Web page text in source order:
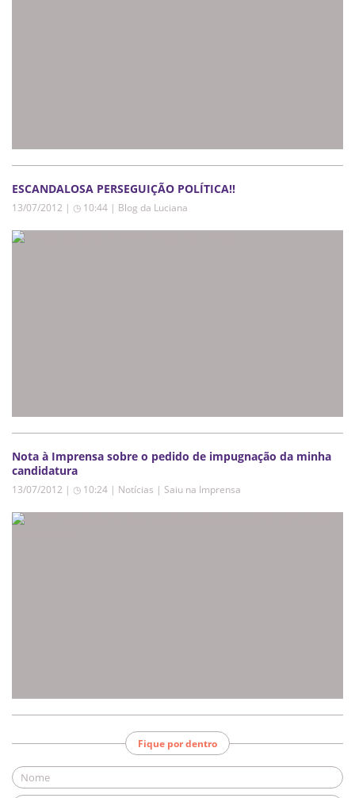
ESCANDALOSA PERSEGUIÇÃO POLÍTICA!!
13/07/2012 | ◷ 10:44 | Blog da Luciana
Nota à Imprensa sobre o pedido de impugnação da minha
candidatura
13/07/2012 | ◷ 10:24 | Notícias | Saiu na Imprensa
Fique por dentro